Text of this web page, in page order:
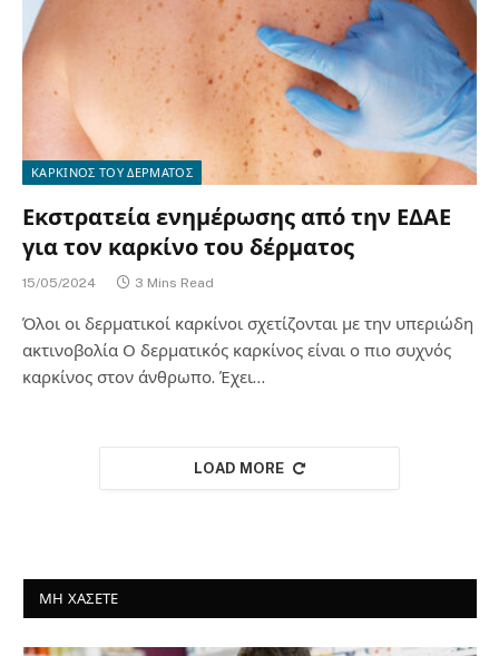
ΚΑΡΚΙΝΟΣ ΤΟΥ ΔΕΡΜΑΤΟΣ
Εκστρατεία ενημέρωσης από την ΕΔΑΕ
για τον καρκίνο του δέρματος
15/05/2024 3 Mins Read
Όλοι οι δερματικοί καρκίνοι σχετίζονται με την υπεριώδη
ακτινοβολία Ο δερματικός καρκίνος είναι ο πιο συχνός
καρκίνος στον άνθρωπο. Έχει…
LOAD MORE
ΜΗ ΧΑΣΕΤΕ